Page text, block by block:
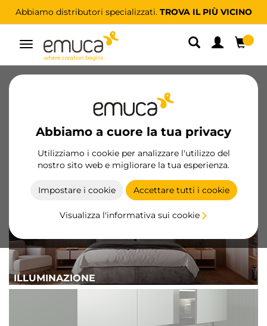
Per tutti i professionisti dellarredoVUOI ESSERE CLIENTE?
Navigazione
Abbiamo a cuore la tua privacy
Utilizziamo i cookie per analizzare l'utilizzo del
nostro sito web e migliorare la tua esperienza.
Impostare i cookie Accettare tutti i cookie
Visualizza l'informativa sui cookie
Configuratori
FAQ
ILLUMINAZIONE